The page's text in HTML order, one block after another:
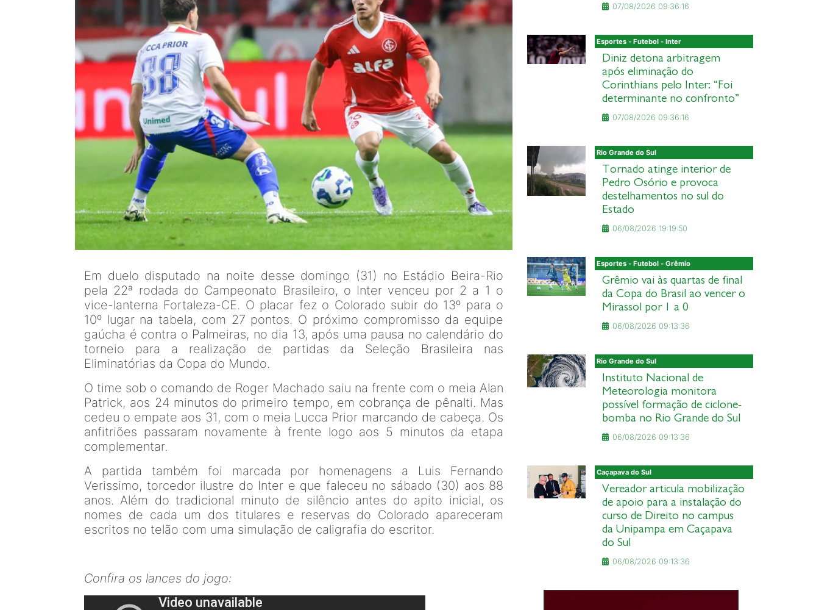
Em duelo disputado na noite desse domingo (31) no Estádio Beira-Rio
pela 22ª rodada do Campeonato Brasileiro, o Inter venceu por 2 a 1 o
vice-lanterna Fortaleza-CE. O placar fez o Colorado subir do 13º para o
10º lugar na tabela, com 27 pontos. O próximo compromisso da equipe
gaúcha é contra o Palmeiras, no dia 13, após uma pausa no calendário do
torneio para a realização de partidas da Seleção Brasileira nas
Eliminatórias da Copa do Mundo.
O time sob o comando de Roger Machado saiu na frente com o meia Alan
Patrick, aos 24 minutos do primeiro tempo, em cobrança de pênalti. Mas
cedeu o empate aos 31, com o meia Lucca Prior marcando de cabeça. Os
anfitriões passaram novamente à frente logo aos 5 minutos da etapa
complementar.
A partida também foi marcada por homenagens a Luis Fernando
Verissimo, torcedor ilustre do Inter e que faleceu no sábado (30) aos 88
anos. Além do tradicional minuto de silêncio antes do apito inicial, os
nomes de cada um dos titulares e reservas do Colorado apareceram
escritos no telão com uma simulação de caligrafia do escritor.
Confira os lances do jogo:
07/08/2026 09:36:16
Esportes - Futebol - Inter
Diniz detona arbitragem
após eliminação do
Corinthians pelo Inter: “Foi
determinante no confronto”
07/08/2026 09:36:16
Rio Grande do Sul
Tornado atinge interior de
Pedro Osório e provoca
destelhamentos no sul do
Estado
06/08/2026 19:19:50
Esportes - Futebol - Grêmio
Grêmio vai às quartas de final
da Copa do Brasil ao vencer o
Mirassol por 1 a 0
06/08/2026 09:13:36
Rio Grande do Sul
Instituto Nacional de
Meteorologia monitora
possível formação de ciclone-
bomba no Rio Grande do Sul
06/08/2026 09:13:36
Caçapava do Sul
Vereador articula mobilização
de apoio para a instalação do
curso de Direito no campus
da Unipampa em Caçapava
do Sul
06/08/2026 09:13:36